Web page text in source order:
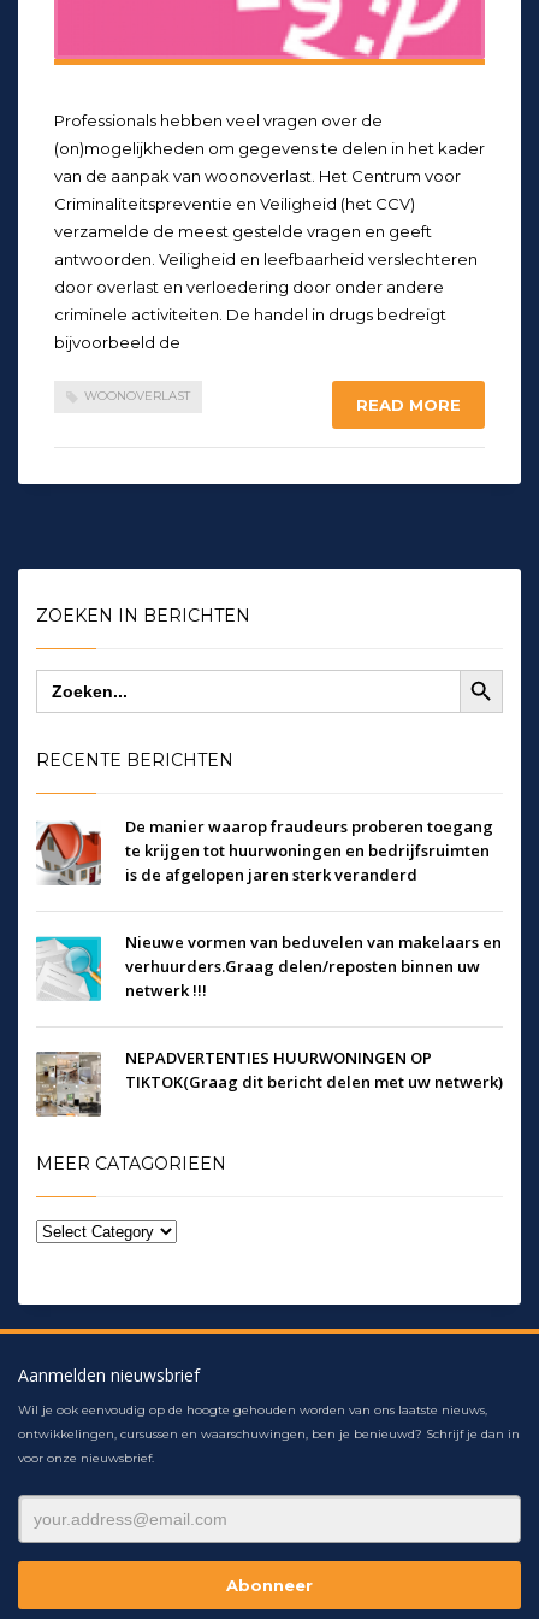
Professionals hebben veel vragen over de
(on)mogelijkheden om gegevens te delen in het kader
van de aanpak van woonoverlast. Het Centrum voor
Criminaliteitspreventie en Veiligheid (het CCV)
verzamelde de meest gestelde vragen en geeft
antwoorden. Veiligheid en leefbaarheid verslechteren
door overlast en verloedering door onder andere
criminele activiteiten. De handel in drugs bedreigt
bijvoorbeeld de
WOONOVERLAST READ MORE
ZOEKEN IN BERICHTEN
Zoek
naar:
Zoekknop
RECENTE BERICHTEN
De manier waarop fraudeurs proberen toegang
te krijgen tot huurwoningen en bedrijfsruimten
is de afgelopen jaren sterk veranderd
Nieuwe vormen van beduvelen van makelaars en
verhuurders.Graag delen/reposten binnen uw
netwerk !!!
NEPADVERTENTIES HUURWONINGEN OP
TIKTOK(Graag dit bericht delen met uw netwerk)
MEER CATAGORIEEN
Aanmelden nieuwsbrief
Wil je ook eenvoudig op de hoogte gehouden worden van ons laatste nieuws,
ontwikkelingen, cursussen en waarschuwingen, ben je benieuwd? Schrijf je dan in
voor onze nieuwsbrief.